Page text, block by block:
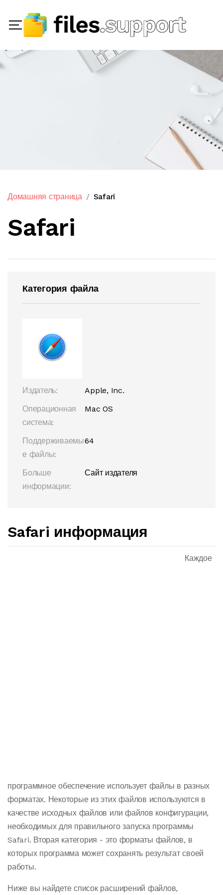
Домашняя страница Safari
Safari
Категория файла
Издатель:
Apple, Inc.
Операционная
система:
Mac OS
Поддерживаемы
е файлы:
64
Больше
информации:
Сайт издателя
Safari информация
Каждое
программное обеспечение использует файлы в разных
форматах. Некоторые из этих файлов используются в
качестве исходных файлов или файлов конфигурации,
необходимых для правильного запуска программы
Safari. Вторая категория - это форматы файлов, в
которых программа может сохранять результат своей
работы.
Ниже вы найдете список расширений файлов,